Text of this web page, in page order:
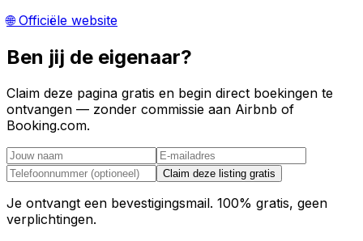
🌐 Officiële website
Ben jij de eigenaar?
Claim deze pagina gratis en begin direct boekingen te
ontvangen — zonder commissie aan Airbnb of
Booking.com.
Claim deze listing gratis
Je ontvangt een bevestigingsmail. 100% gratis, geen
verplichtingen.